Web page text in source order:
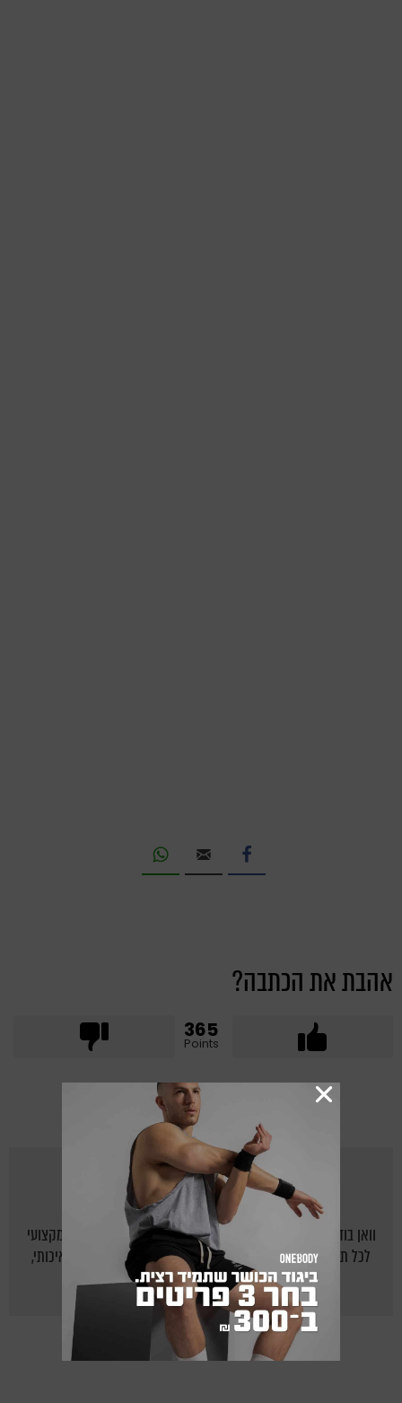
אהבת את הכתבה?
365
Points
מאתONEBODY.CO.IL
וואן בודי - אתר הכושר של ישראל: יוצרים לישראלים בית חם ומקצועי
לכל תחום הכושר, תזונה נכונה ואורח חיים בריא על ידי תוכן איכותי,
מקצועי, צעיר ומעניין.